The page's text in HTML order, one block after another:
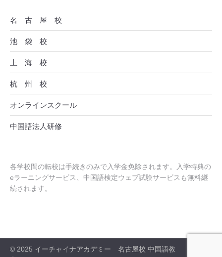
名 古 屋 校
池 袋 校
上 海 校
杭 州 校
オンラインスクール
中国語法人研修
各学校間の転校は手続きのみで入学金免除されます。入学特典の
eラーニングサービス、中国語検定ウェブ試験サービスも無料継
続されます。
© 2025 イーチャイナアカデミー 名古屋校 中国語教